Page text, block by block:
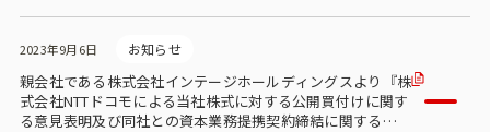
2023年9月6日 お知らせ
親会社である株式会社インテージホールディングスより『株
式会社NTTドコモによる当社株式に対する公開買付けに関す
る意見表明及び同社との資本業務提携契約締結に関するお知